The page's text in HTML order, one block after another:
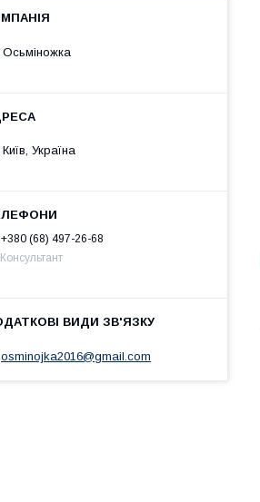
Осьміножка
Київ, Україна
+380 (68) 497-26-68
Консультант
osminojka2016@gmail.com